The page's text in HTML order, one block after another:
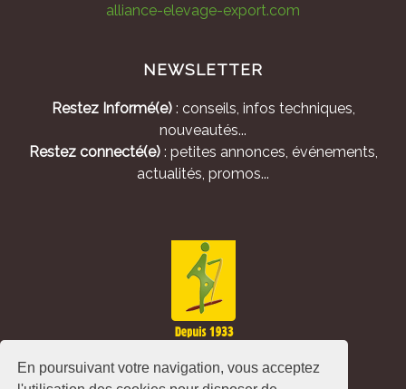
En poursuivant votre navigation, vous acceptez
alliance-elevage-export.com
NEWSLETTER
Restez Informé(e): conseils, infos techniques,
nouveautés...
Restez connecté(e): petites annonces, événements,
actualités, promos...